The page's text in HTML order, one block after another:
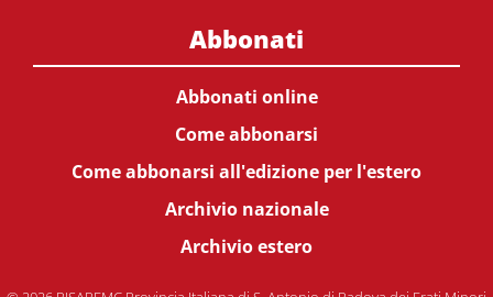
Abbonati
Abbonati online
Come abbonarsi
Come abbonarsi all'edizione per l'estero
Archivio nazionale
Archivio estero